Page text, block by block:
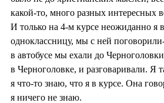
какой-то, много разных интересных
И только на 4-м курсе неожиданно я
одноклассницу, мы с ней
в автобусе мы ехали до
в Черноголовке, и разговаривали. Я
я что-то знаю, что я в курсе. Она
я ничего не знаю.